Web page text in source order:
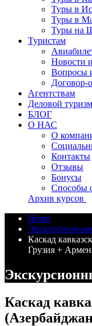
Туры в
Туры в
Туры на
Туристам
Новости
Вопросы
Договор-
Агентствам
Деловой туризм
БЛОГ
О НАС
О
Контакты
Отзывы
Бонусы
Способы
Архив курсов
Home
Каскад
Грузия +
Каскад